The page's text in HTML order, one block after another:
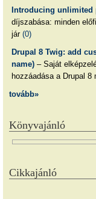
Introducing
díjszabása: minden
jár (0)
Drupal 8 Twig: add
name)– Saját
hozzáadása a Drupal 8
tovább»
Könyvajánló
Cikkajánló